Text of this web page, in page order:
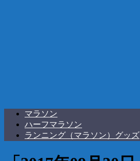
マラソン
ハーフマラソン
ランニング（マラソン）グッズ